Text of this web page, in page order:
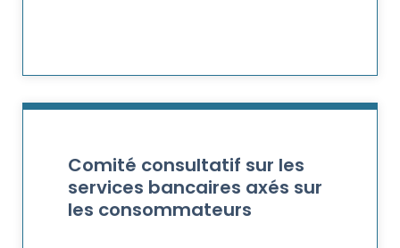
Comité consultatif sur les
services bancaires axés sur
les consommateurs